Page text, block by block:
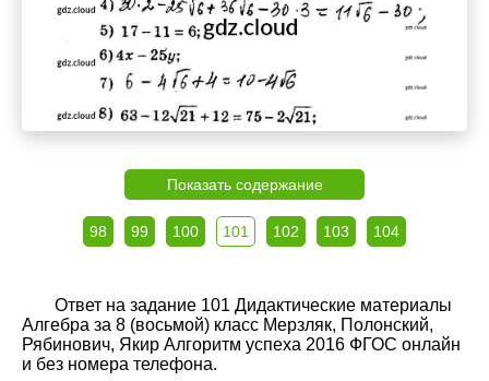
Показать содержание
98 99 100 101 102 103 104
Ответ на задание 101 Дидактические материалы
Алгебра за 8 (восьмой) класс Мерзляк, Полонский,
Рябинович, Якир Алгоритм успеха 2016 ФГОС онлайн
и без номера телефона.